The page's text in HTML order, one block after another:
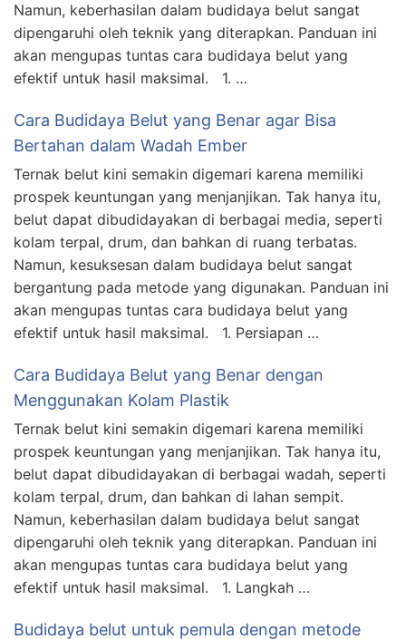
Namun, keberhasilan dalam budidaya belut sangat
dipengaruhi oleh teknik yang diterapkan. Panduan ini
akan mengupas tuntas cara budidaya belut yang
efektif untuk hasil maksimal. 1. …
Cara Budidaya Belut yang Benar agar Bisa
Bertahan dalam Wadah Ember
Ternak belut kini semakin digemari karena memiliki
prospek keuntungan yang menjanjikan. Tak hanya itu,
belut dapat dibudidayakan di berbagai media, seperti
kolam terpal, drum, dan bahkan di ruang terbatas.
Namun, kesuksesan dalam budidaya belut sangat
bergantung pada metode yang digunakan. Panduan ini
akan mengupas tuntas cara budidaya belut yang
efektif untuk hasil maksimal. 1. Persiapan …
Cara Budidaya Belut yang Benar dengan
Menggunakan Kolam Plastik
Ternak belut kini semakin digemari karena memiliki
prospek keuntungan yang menjanjikan. Tak hanya itu,
belut dapat dibudidayakan di berbagai wadah, seperti
kolam terpal, drum, dan bahkan di lahan sempit.
Namun, keberhasilan dalam budidaya belut sangat
dipengaruhi oleh teknik yang diterapkan. Panduan ini
akan mengupas tuntas cara budidaya belut yang
efektif untuk hasil maksimal. 1. Langkah …
Budidaya belut untuk pemula dengan metode